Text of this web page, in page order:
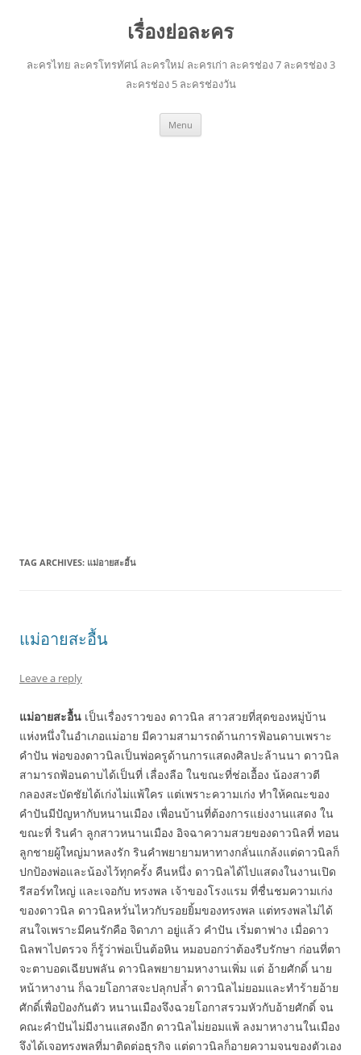
เรื่องย่อละคร
ละครไทย ละครโทรทัศน์ ละครใหม่ ละครเก่า ละครช่อง 7 ละครช่อง 3
ละครช่อง 5 ละครช่องวัน
Menu
TAG ARCHIVES: แม่อายสะอื้น
แม่อายสะอื้น
Leave a reply
แม่อายสะอื้น เป็นเรื่องราวของ ดาวนิล สาวสวยที่สุดของหมู่บ้าน
แห่งหนึ่งในอำเภอแม่อาย มีความสามารถด้านการฟ้อนดาบเพราะ
คำปัน พ่อของดาวนิลเป็นพ่อครูด้านการแสดงศิลปะล้านนา ดาวนิล
สามารถฟ้อนดาบได้เป็นที่ เลื่องลือ ในขณะที่ช่อเอื้อง น้องสาวตี
กลองสะบัดชัยได้เก่งไม่แพ้ใคร แต่เพราะความเก่ง ทำให้คณะของ
คำปันมีปัญหากับหนานเมือง เพื่อนบ้านที่ต้องการแย่งงานแสดง ใน
ขณะที่ รินคำ ลูกสาวหนานเมือง อิจฉาความสวยของดาวนิลที่ ทอน
ลูกชายผู้ใหญ่มาหลงรัก รินคำพยายามหาทางกลั่นแกล้งแต่ดาวนิลก็
ปกป้องพ่อและน้องไว้ทุกครั้ง คืนหนึ่ง ดาวนิลได้ไปแสดงในงานเปิด
รีสอร์ทใหญ่ และเจอกับ ทรงพล เจ้าของโรงแรม ที่ชื่นชมความเก่ง
ของดาวนิล ดาวนิลหวั่นไหวกับรอยยิ้มของทรงพล แต่ทรงพลไม่ได้
สนใจเพราะมีคนรักคือ จิดาภา อยู่แล้ว คำปัน เริ่มตาฟาง เมื่อดาว
นิลพาไปตรวจ ก็รู้ว่าพ่อเป็นต้อหิน หมอบอกว่าต้องรีบรักษา ก่อนที่ตา
จะตาบอดเฉียบพลัน ดาวนิลพยายามหางานเพิ่ม แต่ อ้ายศักดิ์ นาย
หน้าหางาน ก็ฉวยโอกาสจะปลุกปล้ำ ดาวนิลไม่ยอมและทำร้ายอ้าย
ศักดิ์เพื่อป้องกันตัว หนานเมืองจึงฉวยโอกาสรวมหัวกับอ้ายศักดิ์ จน
คณะคำปันไม่มีงานแสดงอีก ดาวนิลไม่ยอมแพ้ ลงมาหางานในเมือง
จึงได้เจอทรงพลที่มาติดต่อธุรกิจ แต่ดาวนิลก็อายความจนของตัวเอง